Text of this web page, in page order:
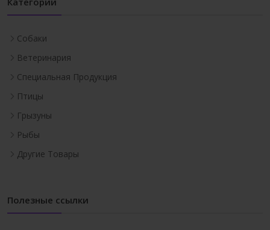
Собаки
Ветеринария
Специальная Продукция
Птицы
Грызуны
Рыбы
Другие Товары
Полезные ссылки